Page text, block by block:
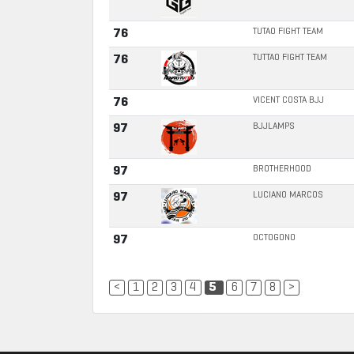
76 TUTAO FIGHT TEAM
76 TUTTAO FIGHT TEAM
76 VICENT COSTA BJJ
97 BJJLAMPS
97 BROTHERHOOD
97 LUCIANO MARCOS
97 OCTOGONO
< 1 2 3 4 5 6 7 8 >